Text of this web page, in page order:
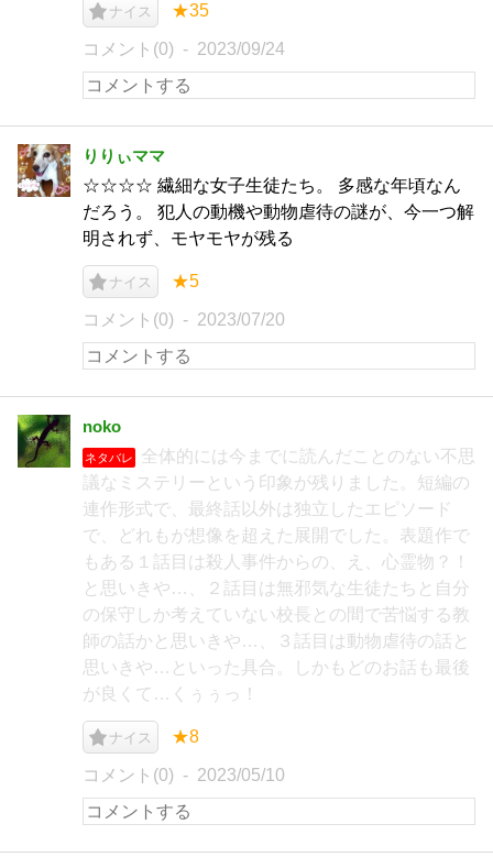
ナイス ★35
コメント(0) 2023/09/24
りりぃママ
☆☆☆☆ 繊細な女子生徒たち。 多感な年頃なん
だろう。 犯人の動機や動物虐待の謎が、今一つ解
明されず、モヤモヤが残る
ナイス ★5
コメント(0) 2023/07/20
noko
ネタバレ
全体的には今までに読んだことのない不思
議なミステリーという印象が残りました。短編の
連作形式で、最終話以外は独立したエピソード
で、どれもが想像を超えた展開でした。表題作で
もある１話目は殺人事件からの、え、心霊物？！
と思いきや…、２話目は無邪気な生徒たちと自分
の保守しか考えていない校長との間で苦悩する教
師の話かと思いきや…、３話目は動物虐待の話と
思いきや…といった具合。しかもどのお話も最後
が良くて…くぅぅっ！
ナイス ★8
コメント(0) 2023/05/10